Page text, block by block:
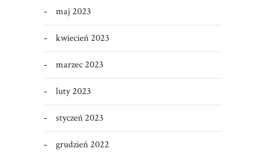
maj 2023
kwiecień 2023
marzec 2023
luty 2023
styczeń 2023
grudzień 2022